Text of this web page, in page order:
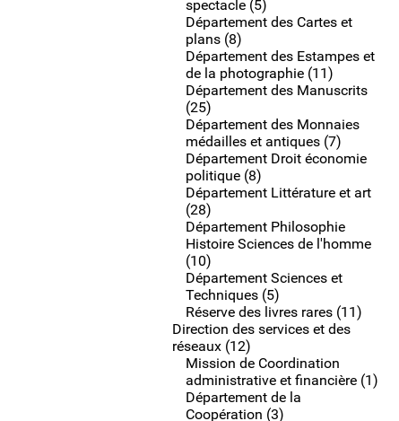
spectacle (5)
Département des Cartes et
plans (8)
Département des Estampes et
de la photographie (11)
Département des Manuscrits
(25)
Département des Monnaies
médailles et antiques (7)
Département Droit économie
politique (8)
Département Littérature et art
(28)
Département Philosophie
Histoire Sciences de l'homme
(10)
Département Sciences et
Techniques (5)
Réserve des livres rares (11)
Direction des services et des
réseaux (12)
Mission de Coordination
administrative et financière (1)
Département de la
Coopération (3)